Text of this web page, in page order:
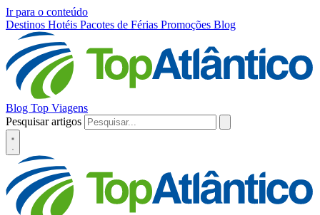
Ir para o conteúdo
Destinos Hotéis Pacotes de Férias Promoções Blog
Blog Top Viagens
Pesquisar artigos